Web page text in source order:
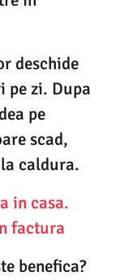
deschide
pe zi. Dupa
pe
scad,
caldura.
in casa.
factura
benefica?